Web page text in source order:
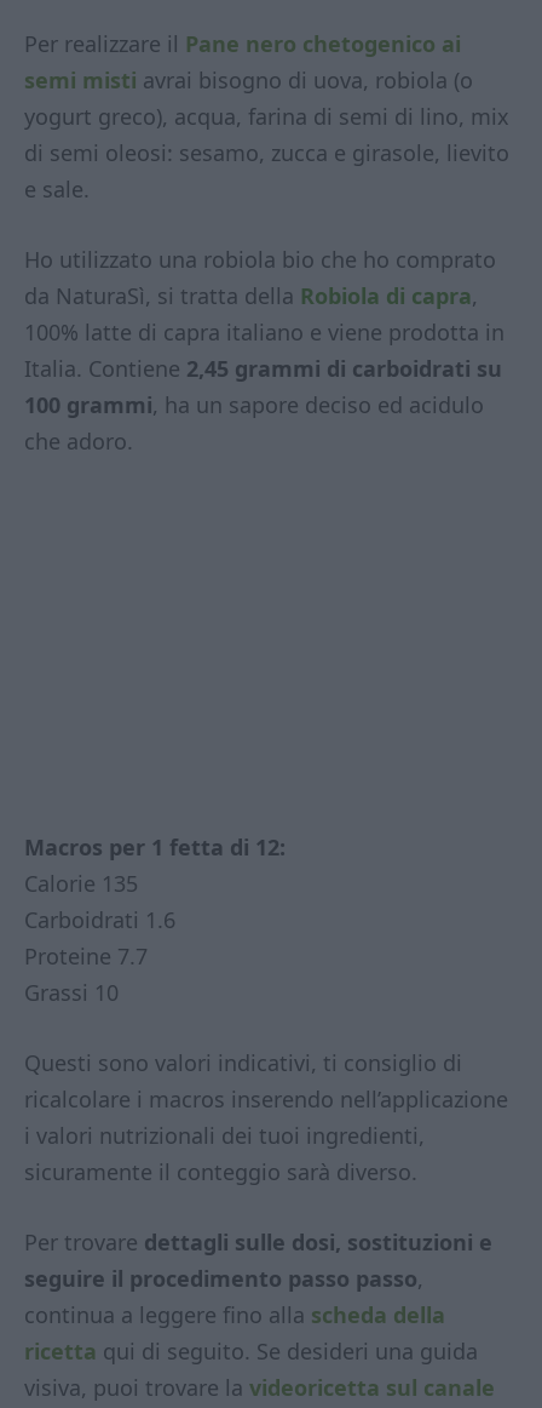
Per realizzare il Pane nero chetogenico ai
semi misti avrai bisogno di uova, robiola (o
yogurt greco), acqua, farina di semi di lino, mix
di semi oleosi: sesamo, zucca e girasole, lievito
e sale.
Ho utilizzato una robiola bio che ho comprato
da NaturaSì, si tratta della Robiola di capra,
100% latte di capra italiano e viene prodotta in
Italia. Contiene 2,45 grammi di carboidrati su
100 grammi, ha un sapore deciso ed acidulo
che adoro.
Macros per 1 fetta di 12:
Calorie 135
Carboidrati 1.6
Proteine 7.7
Grassi 10
Questi sono valori indicativi, ti consiglio di
ricalcolare i macros inserendo nell’applicazione
i valori nutrizionali dei tuoi ingredienti,
sicuramente il conteggio sarà diverso.
Per trovare dettagli sulle dosi, sostituzioni e
seguire il procedimento passo passo,
continua a leggere fino alla scheda della
ricetta qui di seguito. Se desideri una guida
visiva, puoi trovare la videoricetta sul canale